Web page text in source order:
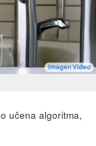
učena algoritma,